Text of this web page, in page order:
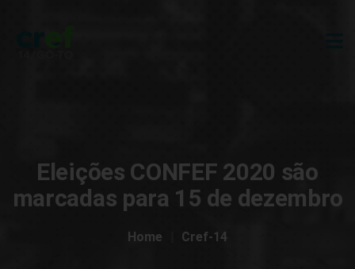
Eleições CONFEF 2020 são
marcadas para 15 de dezembro
Home Cref-14